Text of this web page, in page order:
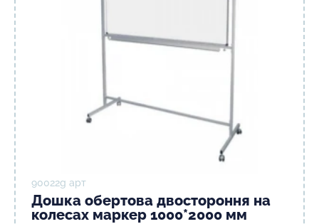
90022g арт
Дошка обертова двостороння на
колесах маркер 1000*2000 мм